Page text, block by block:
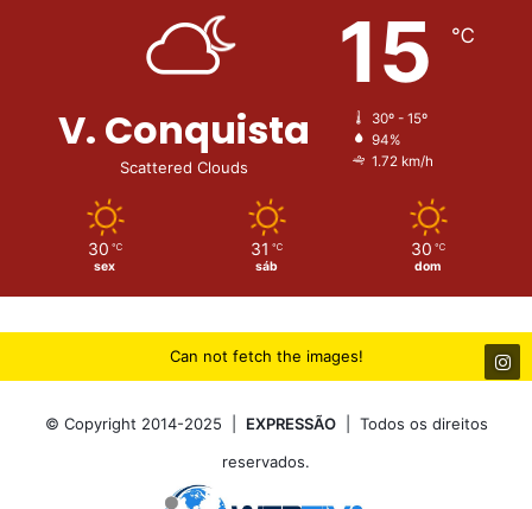
V. Conquista
Scattered Clouds
15 ℃
30º - 15º
94%
1.72 km/h
30 ℃
sex
31 ℃
sáb
30 ℃
dom
Can not fetch the images!
© Copyright 2014-2025 | EXPRESSÃO| Todos os direitos
reservados.